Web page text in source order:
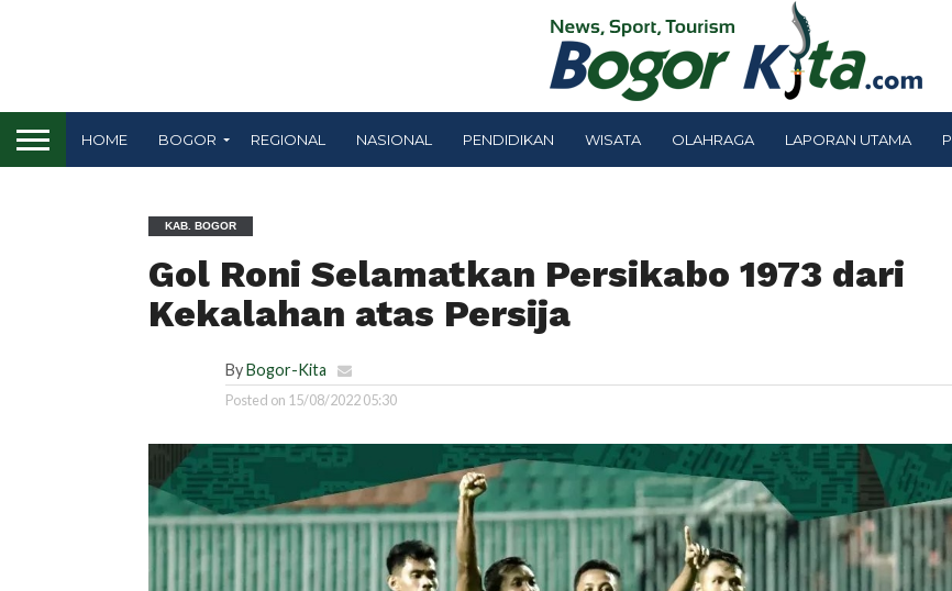
HOME BOGOR REGIONAL NASIONAL PENDIDIKAN WISATA OLAHRAGA LAPORAN UTAMA
KAB. BOGOR
Gol Roni Selamatkan Persikabo 1973 dari
Kekalahan atas Persija
ByBogor-Kita
Posted on 15/08/2022 05:30